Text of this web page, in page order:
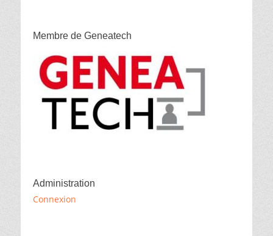
Membre de Geneatech
Administration
Connexion